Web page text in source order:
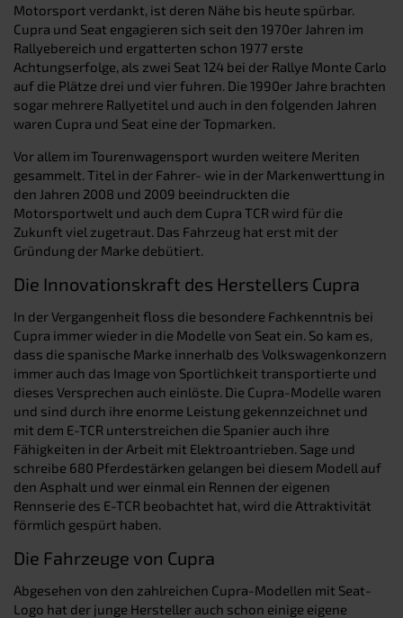
Motorsport verdankt, ist deren Nähe bis heute spürbar.
Cupra und Seat engagieren sich seit den 1970er Jahren im
Rallyebereich und ergatterten schon 1977 erste
Achtungserfolge, als zwei Seat 124 bei der Rallye Monte Carlo
auf die Plätze drei und vier fuhren. Die 1990er Jahre brachten
sogar mehrere Rallyetitel und auch in den folgenden Jahren
waren Cupra und Seat eine der Topmarken.
Vor allem im Tourenwagensport wurden weitere Meriten
gesammelt. Titel in der Fahrer- wie in der Markenwerttung in
den Jahren 2008 und 2009 beeindruckten die
Motorsportwelt und auch dem Cupra TCR wird für die
Zukunft viel zugetraut. Das Fahrzeug hat erst mit der
Gründung der Marke debütiert.
Die Innovationskraft des Herstellers Cupra
In der Vergangenheit floss die besondere Fachkenntnis bei
Cupra immer wieder in die Modelle von Seat ein. So kam es,
dass die spanische Marke innerhalb des Volkswagenkonzern
immer auch das Image von Sportlichkeit transportierte und
dieses Versprechen auch einlöste. Die Cupra-Modelle waren
und sind durch ihre enorme Leistung gekennzeichnet und
mit dem E-TCR unterstreichen die Spanier auch ihre
Fähigkeiten in der Arbeit mit Elektroantrieben. Sage und
schreibe 680 Pferdestärken gelangen bei diesem Modell auf
den Asphalt und wer einmal ein Rennen der eigenen
Rennserie des E-TCR beobachtet hat, wird die Attraktivität
förmlich gespürt haben.
Die Fahrzeuge von Cupra
Abgesehen von den zahlreichen Cupra-Modellen mit Seat-
Logo hat der junge Hersteller auch schon einige eigene